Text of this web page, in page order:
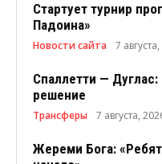
Стартует турнир
Падоина»
Новости сайта 7
Спаллетти —
решение
Трансферы 7 августа,
Жереми Бога: